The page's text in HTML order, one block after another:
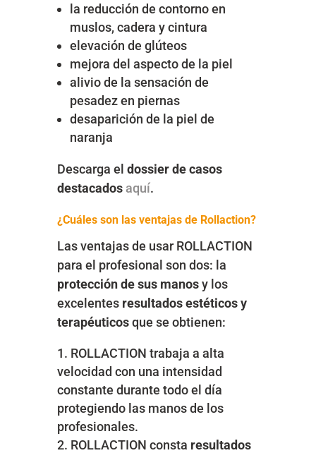
la reducción de contorno en
muslos, cadera y cintura
elevación de glúteos
mejora del aspecto de la piel
alivio de la sensación de
pesadez en piernas
desaparición de la piel de
naranja
Descarga el dossier de casos
destacados aquí.
¿Cuáles son las ventajas de Rollaction?
Las ventajas de usar ROLLACTION
para el profesional son dos: la
protección de sus manosy los
excelentes resultados estéticos y
terapéuticosque se obtienen:
ROLLACTION trabaja a alta
velocidad con una intensidad
constante durante todo el día
protegiendo las manos de los
profesionales.
ROLLACTION consta resultados